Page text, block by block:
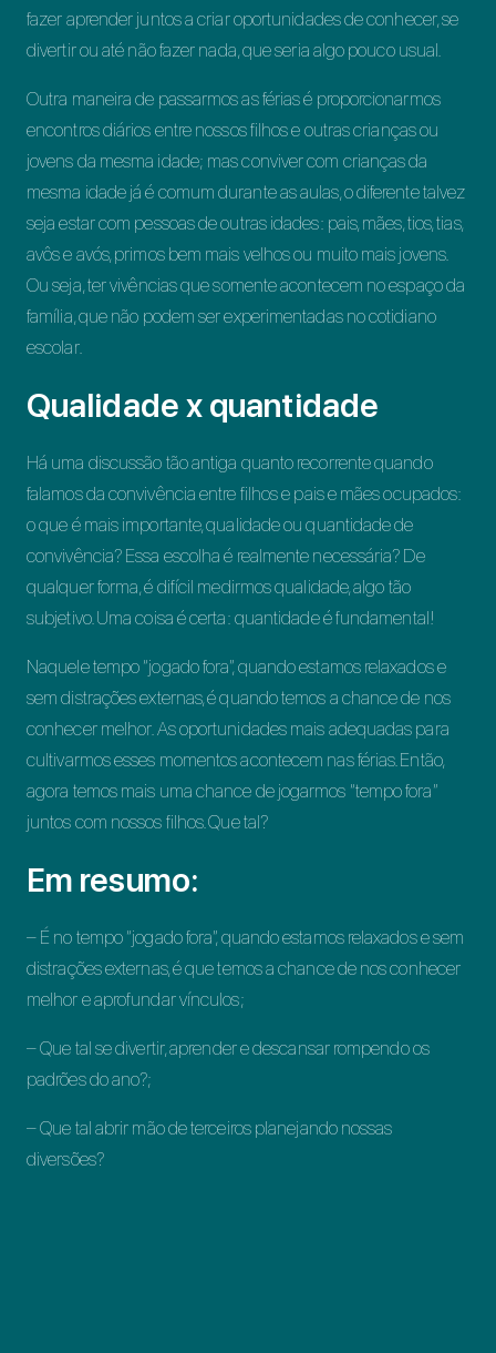
fazer aprender juntos a criar oportunidades de conhecer, se
divertir ou até não fazer nada, que seria algo pouco usual.
Outra maneira de passarmos as férias é proporcionarmos
encontros diários entre nossos filhos e outras crianças ou
jovens da mesma idade; mas conviver com crianças da
mesma idade já é comum durante as aulas, o diferente talvez
seja estar com pessoas de outras idades: pais, mães, tios, tias,
avôs e avós, primos bem mais velhos ou muito mais jovens.
Ou seja, ter vivências que somente acontecem no espaço da
família, que não podem ser experimentadas no cotidiano
escolar.
Qualidade x quantidade
Há uma discussão tão antiga quanto recorrente quando
falamos da convivência entre filhos e pais e mães ocupados:
o que é mais importante, qualidade ou quantidade de
convivência? Essa escolha é realmente necessária? De
qualquer forma, é difícil medirmos qualidade, algo tão
subjetivo. Uma coisa é certa: quantidade é fundamental!
Naquele tempo “jogado fora”, quando estamos relaxados e
sem distrações externas, é quando temos a chance de nos
conhecer melhor. As oportunidades mais adequadas para
cultivarmos esses momentos acontecem nas férias. Então,
agora temos mais uma chance de jogarmos “tempo fora”
juntos com nossos filhos. Que tal?
Em resumo:
– É no tempo “jogado fora”, quando estamos relaxados e sem
distrações externas, é que temos a chance de nos conhecer
melhor e aprofundar vínculos;
– Que tal se divertir, aprender e descansar rompendo os
padrões do ano?;
– Que tal abrir mão de terceiros planejando nossas
diversões?